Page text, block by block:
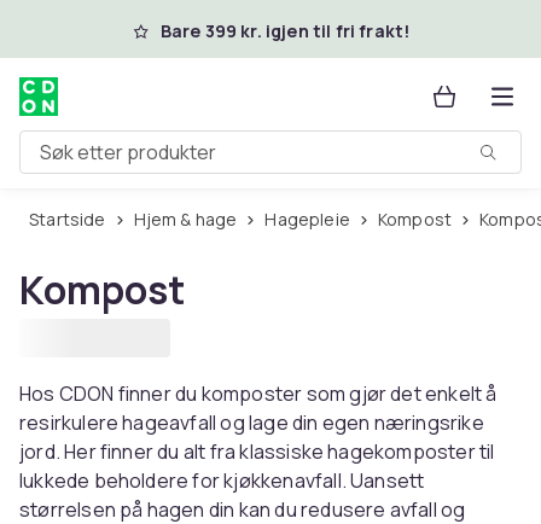
Hopp til hovedinnholdBare 399 kr. igjen til fri frakt!
Søk etter produkter
Startside Hjem & hage Hagepleie Kompost
Kompost
Hos CDON finner du komposter som gjør det enkelt å
resirkulere hageavfall og lage din egen næringsrike
jord. Her finner du alt fra klassiske hagekomposter til
lukkede beholdere for kjøkkenavfall. Uansett
størrelsen på hagen din kan du redusere avfall og